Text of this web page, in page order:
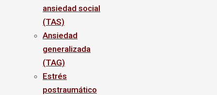
ansiedad social
(TAS)
Ansiedad
generalizada
(TAG)
Estrés
postraumático